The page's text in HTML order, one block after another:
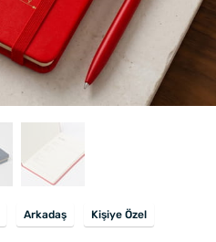
Arkadaş Kişiye Özel